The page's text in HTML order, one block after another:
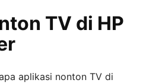
TV di HP
aplikasi nonton TV di